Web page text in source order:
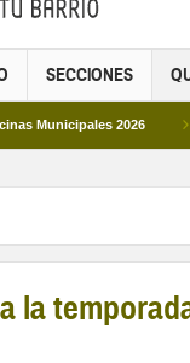
SECCIONES
2026 Los
la